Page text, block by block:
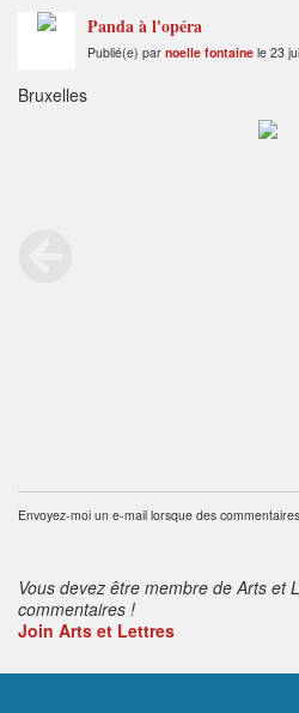
Panda à l'opéra
Publié(e) par noelle fontaine le 23
Bruxelles
Envoyez-moi un e-mail lorsque des
Vous devez être membre de Arts et
commentaires !
Join Arts et Lettres